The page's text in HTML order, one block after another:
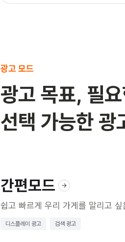
광고 모드
광고 목표, 필
선택 가능한 광
간편모드
쉽고 빠르게 우리 가게를 알리고
디스플레이 광고 검색 광고